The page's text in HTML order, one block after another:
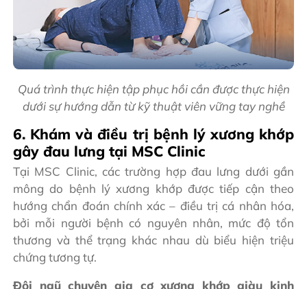
Quá trình thực hiện tập phục hồi cần được thực hiện
dưới sự hướng dẫn từ kỹ thuật viên vững tay nghề
6. Khám và điều trị bệnh lý xương khớp
gây đau lưng tại MSC Clinic
Tại MSC Clinic, các trường hợp đau lưng dưới gần
mông do bệnh lý xương khớp được tiếp cận theo
hướng chẩn đoán chính xác – điều trị cá nhân hóa,
bởi mỗi người bệnh có nguyên nhân, mức độ tổn
thương và thể trạng khác nhau dù biểu hiện triệu
chứng tương tự.
Đội ngũ chuyên gia cơ xương khớp giàu kinh